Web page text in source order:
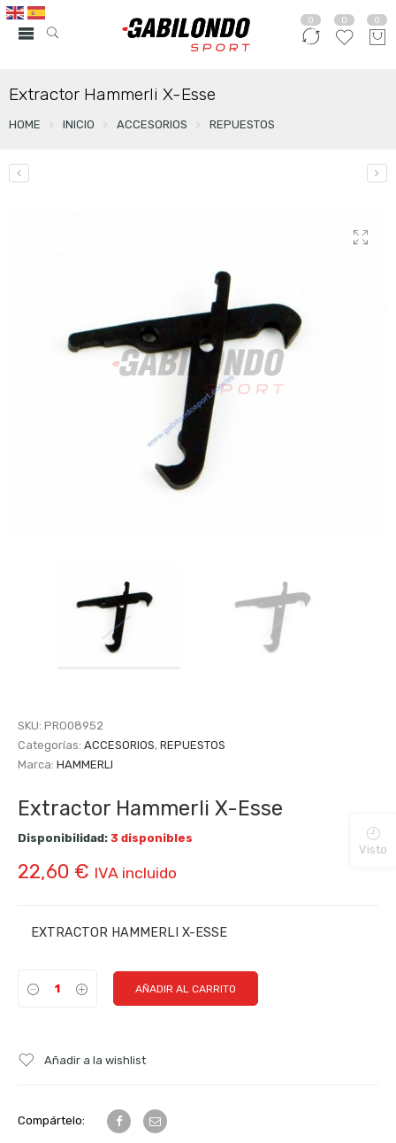
0 0 0
Extractor Hammerli X-Esse
HOME INICIO ACCESORIOS REPUESTOS
SKU: PRO08952
Categorías: ACCESORIOS, REPUESTOS
Marca: HAMMERLI
Extractor Hammerli X-Esse
Disponibilidad: 3 disponibles
22,60 € IVA incluido
EXTRACTOR HAMMERLI X-ESSE
AÑADIR AL CARRITO
Añadir a la wishlist
Compártelo:
Visto